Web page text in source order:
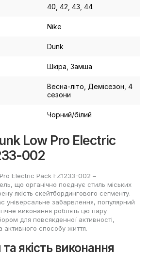
40, 42, 43, 44
Nike
Dunk
Шкіра, Замша
Весна-літо, Демісезон, 4
сезони
Чорний/білий
Low Pro Electric
002
Electric Pack FZ1233-002 –
що органічно поєднує стиль міських
якість скейтбордингового сегменту.
універсальне забарвлення, популярний
виконання роблять цю пару
для повсякденної активності,
активного способу життя.
якість виконання